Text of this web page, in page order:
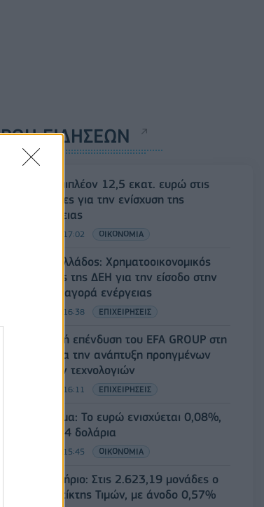
ΡΟΗ ΕΙΔΗΣΕΩΝ
ΥΠΑΑΤ: Επιπλέον 12,5 εκατ. ευρώ στις
Περιφέρειες για την ενίσχυση της
βιοασφάλειας
07/08/2026 - 17:02 ΟΙΚΟΝΟΜΙΑ
Deloitte Ελλάδος: Χρηματοοικονομικός
σύμβουλος της ΔΕΗ για την είσοδο στην
πολωνική αγορά ενέργειας
07/08/2026 - 16:38 ΕΠΙΧΕΙΡΗΣΕΙΣ
Στρατηγική επένδυση του EFA GROUP στη
Fractal για την ανάπτυξη προηγμένων
αμυντικών τεχνολογιών
07/08/2026 - 16:11 ΕΠΙΧΕΙΡΗΣΕΙΣ
Συνάλλαγμα: Το ευρώ ενισχύεται 0,08%,
στα 1,1534 δολάρια
07/08/2026 - 15:45 ΟΙΚΟΝΟΜΙΑ
Χρηματιστήριο: Στις 2.623,19 μονάδες ο
Γενικός Δείκτης Τιμών, με άνοδο 0,57%